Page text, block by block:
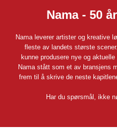
Nama - 50
Nama leverer artister og kreative
fleste av landets største
kunne produsere nye og
Nama stått som et av bransjens
frem til å skrive de neste
Har du spørsmål, ikke